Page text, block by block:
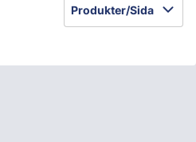
Produkter/Sida